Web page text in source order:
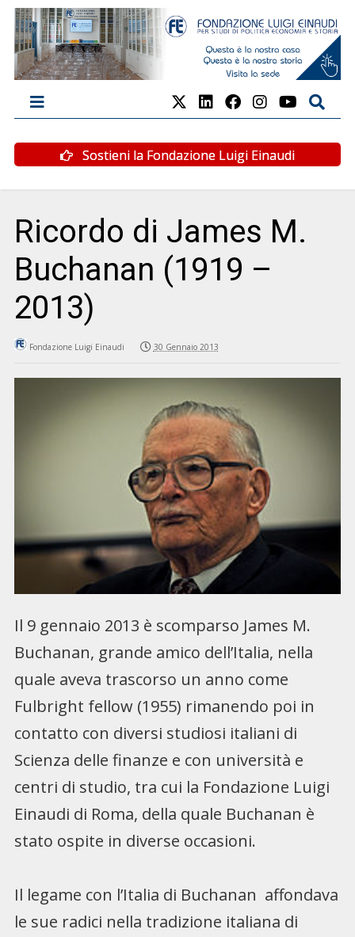
Sostieni la Fondazione Luigi Einaudi
Ricordo di James M.
Buchanan (1919 –
2013)
Fondazione Luigi Einaudi 30 Gennaio 2013
Il 9 gennaio 2013 è scomparso James M.
Buchanan, grande amico dell’Italia, nella
quale aveva trascorso un anno come
Fulbright fellow (1955) rimanendo poi in
contatto con diversi studiosi italiani di
Scienza delle finanze e con università e
centri di studio, tra cui la Fondazione Luigi
Einaudi di Roma, della quale Buchanan è
stato ospite in diverse occasioni.
Il legame con l’Italia di Buchanan affondava
le sue radici nella tradizione italiana di